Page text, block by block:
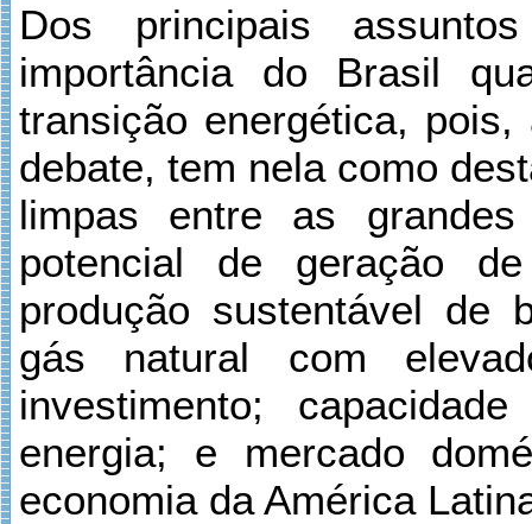
Dos principais
importância do Brasil
transição energética,
debate, tem nela como
limpas entre as grandes
potencial de geração
produção sustentável de
gás natural com
investimento;
energia; e mercado
economia da América